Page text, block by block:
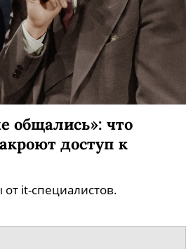
общались»: что
доступ к
it-специалистов.